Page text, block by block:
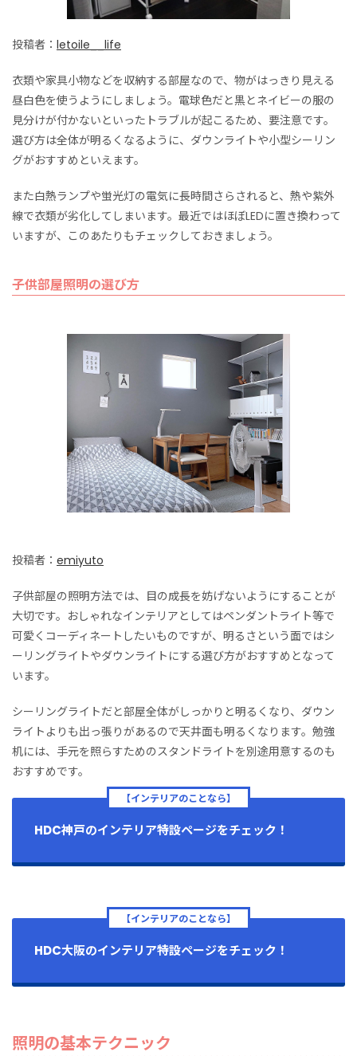
投稿者： letoile__life
衣類や家具小物などを収納する部屋なので、物がはっきり見える
昼白色を使うようにしましょう。電球色だと黒とネイビーの服の
見分けが付かないといったトラブルが起こるため、要注意です。
選び方は全体が明るくなるように、ダウンライトや小型シーリン
グがおすすめといえます。
また白熱ランプや蛍光灯の電気に長時間さらされると、熱や紫外
線で衣類が劣化してしまいます。最近ではほぼLEDに置き換わって
いますが、このあたりもチェックしておきましょう。
子供部屋照明の選び方
投稿者： emiyuto
子供部屋の照明方法では、目の成長を妨げないようにすることが
大切です。おしゃれなインテリアとしてはペンダントライト等で
可愛くコーディネートしたいものですが、明るさという面ではシ
ーリングライトやダウンライトにする選び方がおすすめとなって
います。
シーリングライトだと部屋全体がしっかりと明るくなり、ダウン
ライトよりも出っ張りがあるので天井面も明るくなります。勉強
机には、手元を照らすためのスタンドライトを別途用意するのも
おすすめです。
【インテリアのことなら】
HDC神戸のインテリア特設ページをチェック！
【インテリアのことなら】
HDC大阪のインテリア特設ページをチェック！
照明の基本テクニック